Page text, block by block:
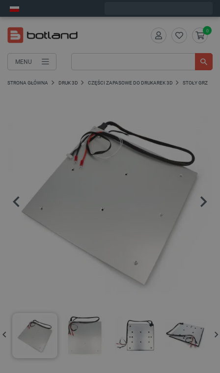
MENU
0
STRONA GŁÓWNA DRUK 3D CZĘŚCI ZAPASOWE DO DRUKAREK 3D STOŁY